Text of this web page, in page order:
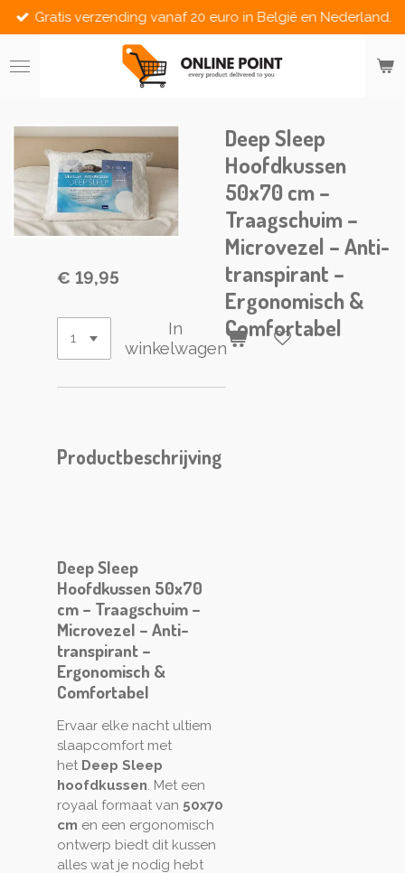
Ga
direct
naar
de
Gratis verzending vanaf 20 euro in België en Nederland.
Deep Sleep
Hoofdkussen
50x70 cm –
Traagschuim –
Microvezel – Anti-
transpirant –
Ergonomisch &
Comfortabel
€ 19,95
In
winkelwagen
Productbeschrijving
Deep Sleep
Hoofdkussen 50x70
cm – Traagschuim –
Microvezel – Anti-
transpirant –
Ergonomisch &
Comfortabel
Ervaar elke nacht ultiem
slaapcomfort met
het Deep Sleep
hoofdkussen. Met een
royaal formaat van 50x70
cm en een ergonomisch
ontwerp biedt dit kussen
alles wat je nodig hebt